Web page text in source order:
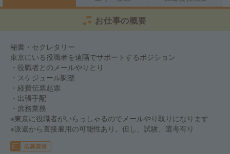
お仕事の概要
秘書・セクレタリー
東京にいる役職者を遠隔でサポートするポジション
・役職者とのメールやりとり
・スケジュール調整
・経費伝票起票
・出張手配
・庶務業務
※東京に役職者がいらっしゃるのでメールやり取りになります
※派遣から直接雇用の可能性あり。但し、試験、選考有り
応募資格